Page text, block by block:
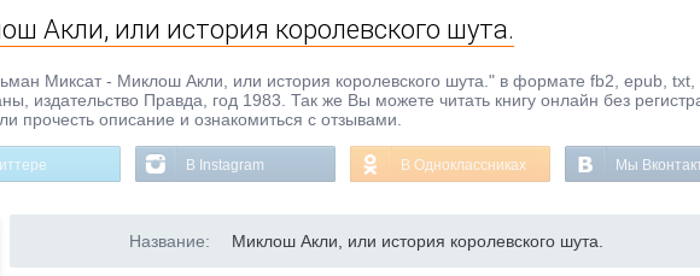
Акли, или история королевского шута.
Миксат - Миклош Акли, или история королевского шута." в формате fb2, epub, txt,
издательство Правда, год 1983. Так же Вы можете читать книгу онлайн без
прочесть описание и ознакомиться с отзывами.
В Instagram В Одноклассниках Мы
Название: Миклош Акли, или история королевского шута.